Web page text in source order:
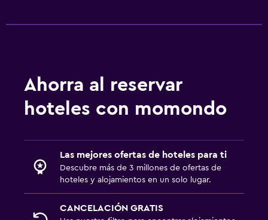
Ahorra al reservar
hoteles con momondo
Las mejores ofertas de hoteles para ti
Descubre más de 3 millones de ofertas de
hoteles y alojamientos en un solo lugar.
CANCELACIÓN GRATIS